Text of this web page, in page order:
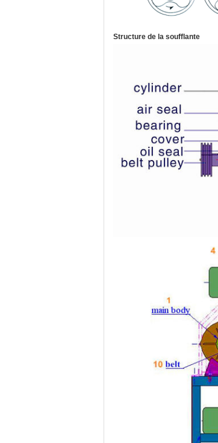
Structure de la soufflante